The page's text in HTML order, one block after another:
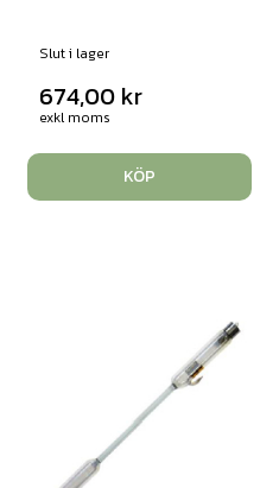
Slut i lager
674,00 kr
exkl moms
KÖP